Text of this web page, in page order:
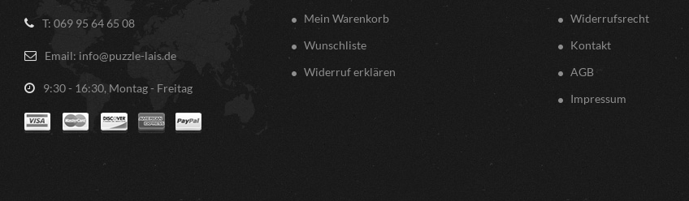
T: 069 95 64 65 08
Email: info@puzzle-lais.de
9:30 - 16:30, Montag - Freitag
Mein Warenkorb
Wunschliste
Widerruf erklären
Widerrufsrecht
Kontakt
AGB
Impressum